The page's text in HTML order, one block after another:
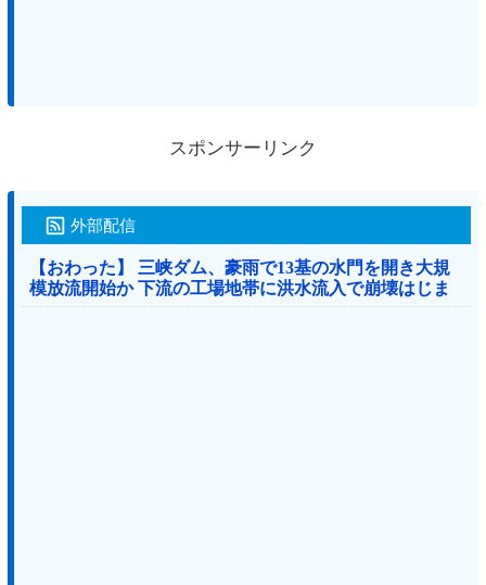
スポンサーリンク
外部配信
【おわった】 三峡ダム、豪雨で13基の水門を開き大規
模放流開始か 下流の工場地帯に洪水流入で崩壊はじま
る